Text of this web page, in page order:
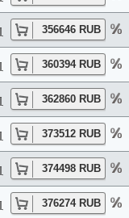
356646 RUB
360394 RUB
362860 RUB
373512 RUB
374498 RUB
376274 RUB